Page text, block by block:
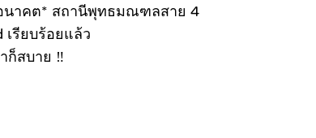
นาคต* สถานีพุทธมณฑลสาย 4
เรียบร้อยแล้ว
ก็สบาย ‼